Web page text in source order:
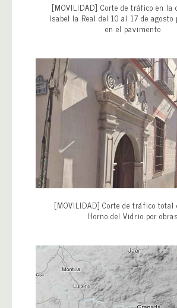
[MOVILIDAD] Corte de tráfico en la
Isabel la Real del 10 al 17 de agosto
en el pavimento
[MOVILIDAD] Corte de tráfico
Horno del Vidrio por obras